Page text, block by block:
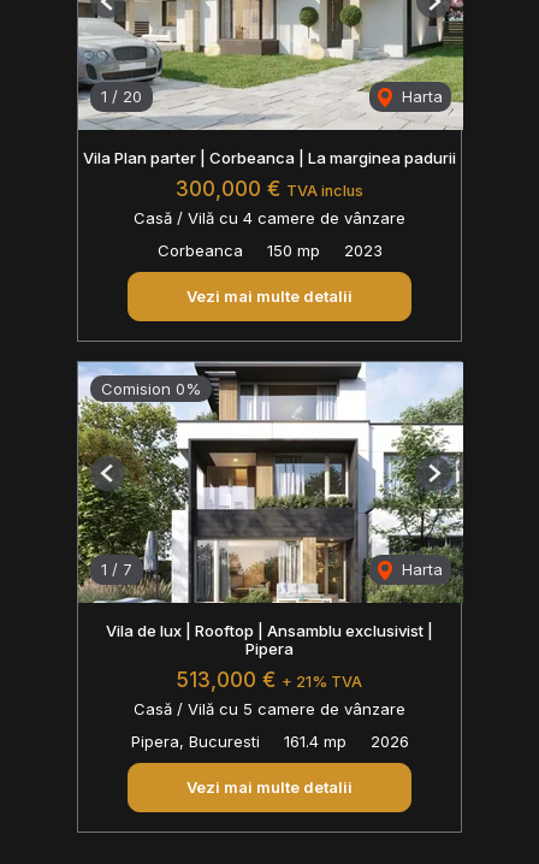
1 / 20 Harta
Previous Next
Vila Plan parter | Corbeanca | La marginea padurii
300,000 € TVA inclus
Casă / Vilă cu 4 camere de vânzare
Corbeanca
150 mp 2023
Vezi mai multe detalii
Comision 0%
1 / 7 Harta
Previous Next
Vila de lux | Rooftop | Ansamblu exclusivist |
Pipera
513,000 € + 21% TVA
Casă / Vilă cu 5 camere de vânzare
Pipera, Bucuresti
161.4 mp 2026
Vezi mai multe detalii